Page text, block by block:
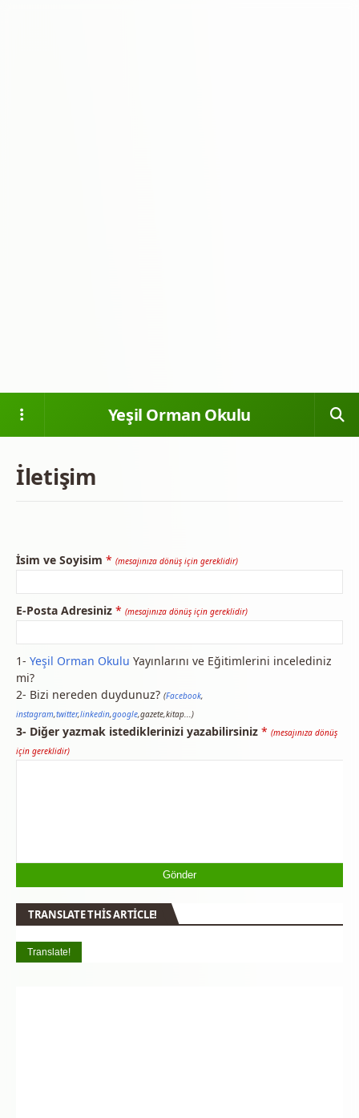
Yeşil Orman Okulu
İletişim
İsim ve Soyisim * (mesajınıza dönüş için gereklidir)
E-Posta Adresiniz * (mesajınıza dönüş için gereklidir)
1- Yeşil Orman Okulu Yayınlarını ve Eğitimlerini incelediniz
mi?
2- Bizi nereden duydunuz? (Facebook,
instagram,twitter,linkedin,google,gazete,kitap...)
3- Diğer yazmak istediklerinizi yazabilirsiniz * (mesajınıza dönüş
için gereklidir)
TRANSLATE THIS ARTICLE!
Translate!